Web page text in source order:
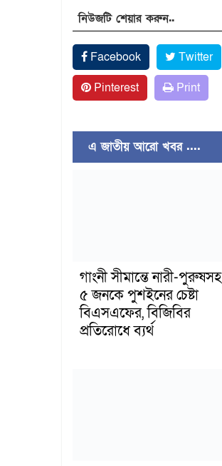
নিউজটি শেয়ার করুন..
Facebook Twitter
Pinterest
Print
এ জাতীয় আরো খবর ....
গাংনী সীমান্তে নারী-পুরুষসহ
৫ জনকে পুশইনের চেষ্টা
বিএসএফের, বিজিবির
প্রতিরোধে ব্যর্থ